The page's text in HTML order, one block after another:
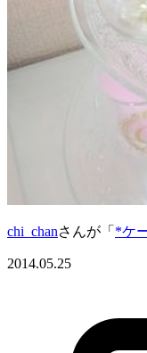
chi_chanさんが「 *ケ
2014.05.25